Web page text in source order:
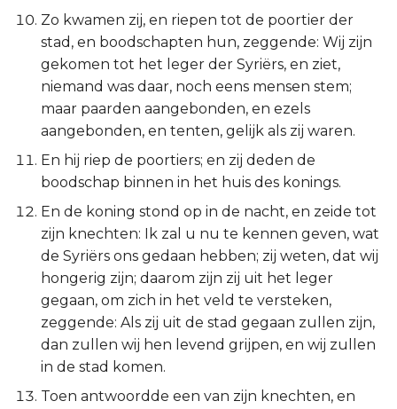
Zo kwamen zij, en riepen tot de poortier der
stad, en boodschapten hun, zeggende: Wij zijn
gekomen tot het leger der Syriërs, en ziet,
niemand was daar, noch eens mensen stem;
maar paarden aangebonden, en ezels
aangebonden, en tenten, gelijk als zij waren.
En hij riep de poortiers; en zij deden de
boodschap binnen in het huis des konings.
En de koning stond op in de nacht, en zeide tot
zijn knechten: Ik zal u nu te kennen geven, wat
de Syriërs ons gedaan hebben; zij weten, dat wij
hongerig zijn; daarom zijn zij uit het leger
gegaan, om zich in het veld te versteken,
zeggende: Als zij uit de stad gegaan zullen zijn,
dan zullen wij hen levend grijpen, en wij zullen
in de stad komen.
Toen antwoordde een van zijn knechten, en